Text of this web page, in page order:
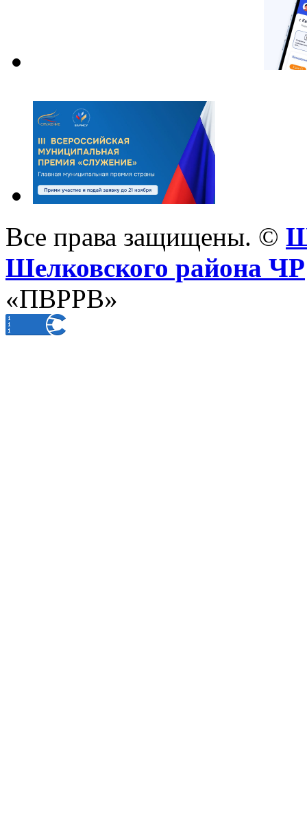
Все права защищены. ©
Шелковского района ЧР
«ПВРРВ»